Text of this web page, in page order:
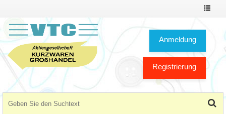
Toggle
Anmeldung
Registrierung